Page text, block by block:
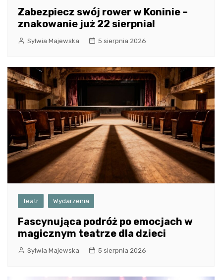
Zabezpiecz swój rower w Koninie –
znakowanie już 22 sierpnia!
Sylwia Majewska 5 sierpnia 2026
Teatr Wydarzenia
Fascynująca podróż po emocjach w
magicznym teatrze dla dzieci
Sylwia Majewska 5 sierpnia 2026